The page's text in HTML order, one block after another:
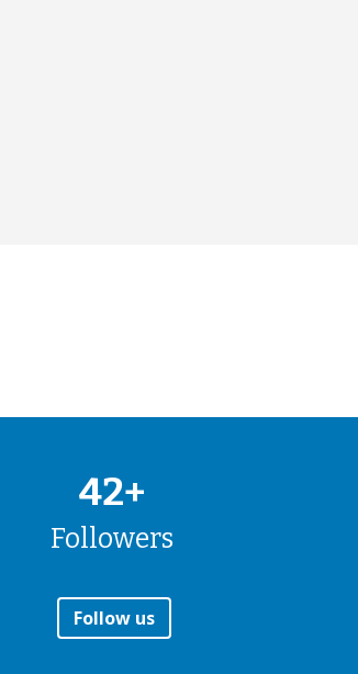
42+
Followers
Follow us